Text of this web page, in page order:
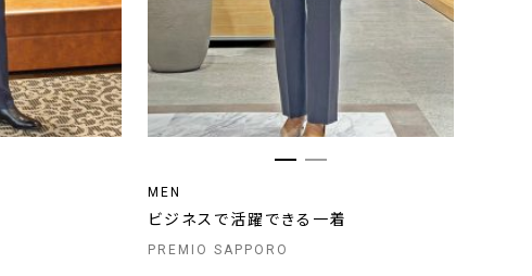
MEN
ビジネスで活躍できる一着
PREMIO SAPPORO